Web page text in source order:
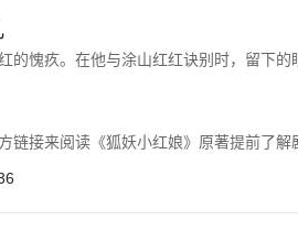
的愧疚。在他与涂山红红诀别时，留下的
链接来阅读《狐妖小红娘》原著提前了解